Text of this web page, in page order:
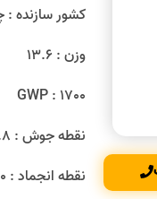
کشور سازنده
وزن : 13.6
GWP : 1700
نقطه جوش : 40.8-
نقطه انجماد : 160-